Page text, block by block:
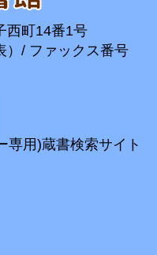
西町14番1号
）/ ファックス番号
専用)蔵書検索サイト